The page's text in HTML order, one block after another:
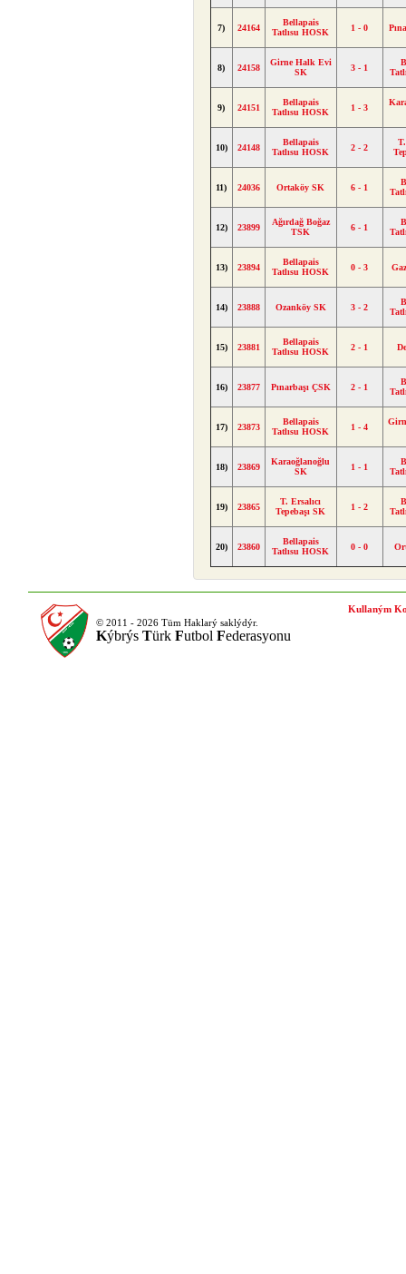
7) 24164
Bellapais
Tatlısu HOSK
1 - 0
8) 24158
Girne Halk Evi
SK
3 - 1
9) 24151
Bellapais
Tatlısu HOSK
1 - 3
10) 24148
Bellapais
Tatlısu HOSK
2 - 2
11) 24036 Ortaköy SK 6 - 1
12) 23899
Ağırdağ Boğaz
TSK
6 - 1
13) 23894
Bellapais
Tatlısu HOSK
0 - 3
14) 23888 Ozanköy SK 3 - 2
15) 23881
Bellapais
Tatlısu HOSK
2 - 1
16) 23877 Pınarbaşı ÇSK 2 - 1
17) 23873
Bellapais
Tatlısu HOSK
1 - 4
18) 23869
Karaoğlanoğlu
SK
1 - 1
19) 23865
T. Ersalıcı
Tepebaşı SK
1 - 2
20) 23860
Bellapais
Tatlısu HOSK
0 - 0
© 2011 - 2026 Tüm Haklarý saklýdýr.
Kýbrýs Türk Futbol Federasyonu
Kullaným